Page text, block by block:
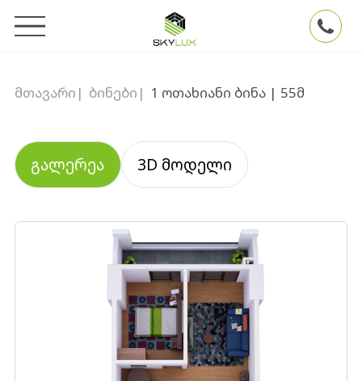
მთავარი | ბინები | 1 ოთახიანი ბინა | 55მ
გალერეა 3D მოდელი